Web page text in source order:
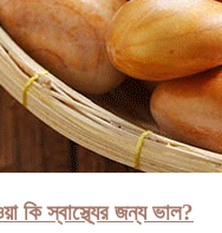
কি স্বাস্থ্যের জন্য ভাল?